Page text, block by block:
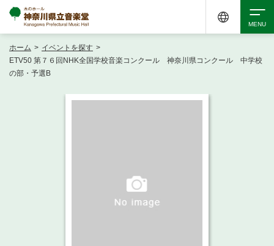
検索
ホーム > イベントを探す >
ETV50 第７６回NHK全国学校音楽コンクール 神奈川県コンクール 中学校
の部・予選B